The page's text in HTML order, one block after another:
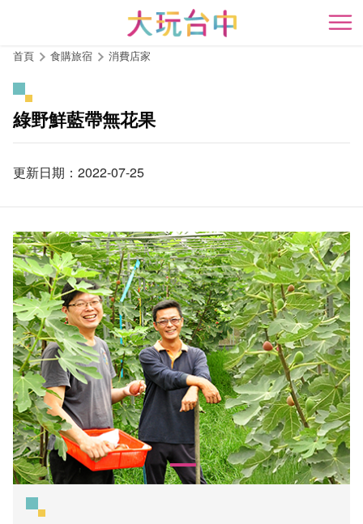
開
首頁 食購旅宿 消費店家
綠野鮮藍帶無花果
更新日期：2022-07-25